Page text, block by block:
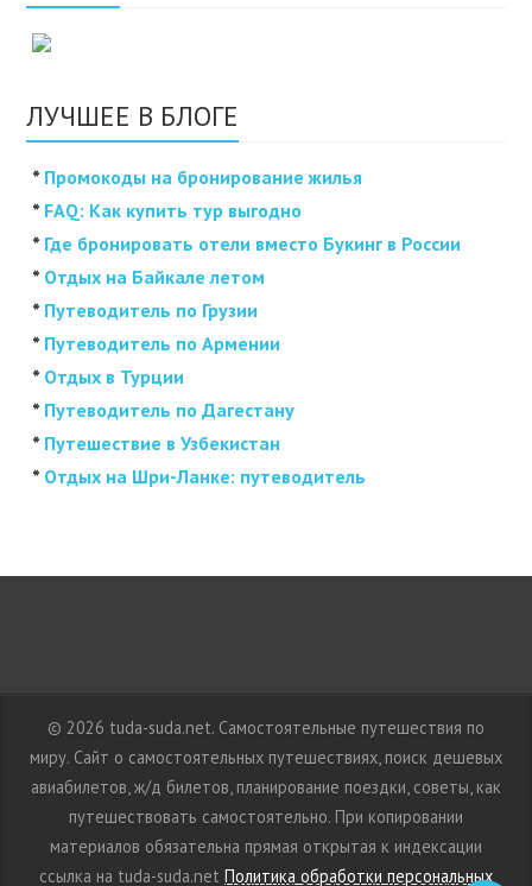
ЛУЧШЕЕ В БЛОГЕ
* Промокоды на бронирование жилья
* FAQ: Как купить тур выгодно
* Где бронировать отели вместо Букинг в России
* Отдых на Байкале летом
* Путеводитель по Грузии
* Путеводитель по Армении
* Отдых в Турции
* Путеводитель по Дагестану
* Путешествие в Узбекистан
* Отдых на Шри-Ланке: путеводитель
© 2026 tuda-suda.net. Самостоятельные путешествия по
миру. Сайт о самостоятельных путешествиях, поиск дешевых
авиабилетов, ж/д билетов, планирование поездки, советы, как
путешествовать самостоятельно. При копировании
материалов обязательна прямая открытая к индексации
ссылка на tuda-suda.net Политика обработки персональных